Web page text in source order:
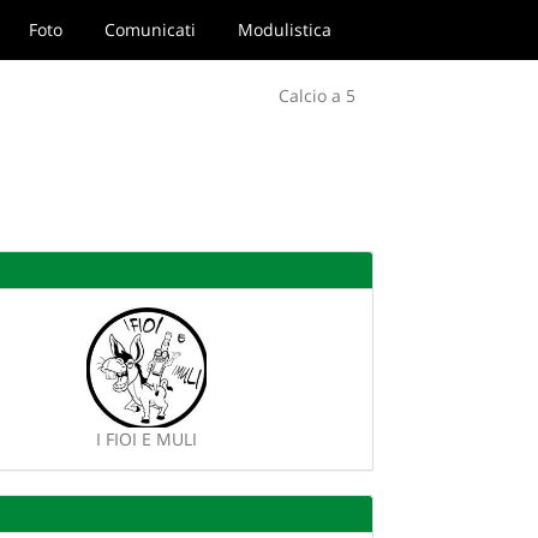
Foto Comunicati Modulistica
Calcio a 5
I FIOI E MULI